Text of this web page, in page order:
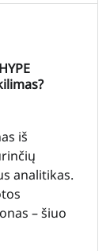
iš
analitikas.
– šiuo